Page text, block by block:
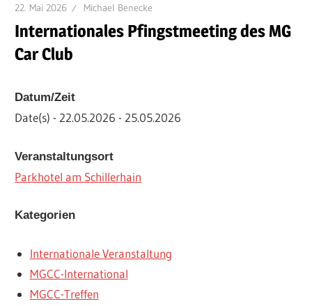
22. Mai 2026 Michael Benecke
Internationales Pfingstmeeting des MG
Car Club
Datum/Zeit
Date(s) - 22.05.2026 - 25.05.2026
Veranstaltungsort
Parkhotel am Schillerhain
Kategorien
Internationale Veranstaltung
MGCC-International
MGCC-Treffen